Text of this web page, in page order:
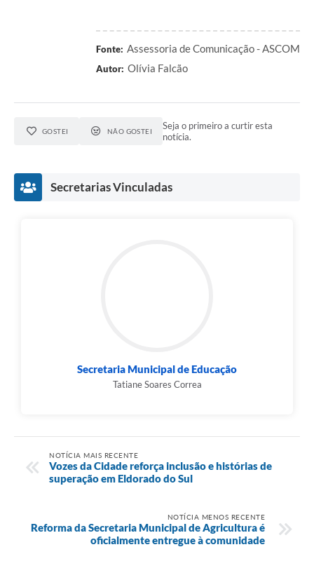
Fonte: Assessoria de Comunicação - ASCOM
Autor: Olívia Falcão
GOSTEI NÃO GOSTEI
Seja o primeiro a curtir esta
notícia.
Secretarias Vinculadas
Secretaria Municipal de Educação
Tatiane Soares Correa
NOTÍCIA MAIS RECENTE
Vozes da Cidade reforça inclusão e histórias de
superação em Eldorado do Sul
NOTÍCIA MENOS RECENTE
Reforma da Secretaria Municipal de Agricultura é
oficialmente entregue à comunidade